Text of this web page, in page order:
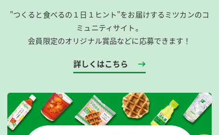
”つくると食べるの１日１ヒント”をお届けするミツカンのコ
ミュニティサイト。
会員限定のオリジナル賞品などに応募できます！
詳しくはこちら